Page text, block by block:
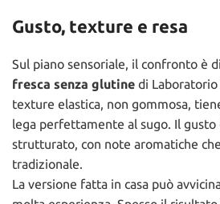
Gusto, texture e resa
Sul piano sensoriale, il confronto è
fresca senza glutine di Laboratorio
texture elastica, non gommosa,
lega perfettamente al sugo. Il gusto
strutturato, con note aromatiche
tradizionale.
La versione fatta in casa può